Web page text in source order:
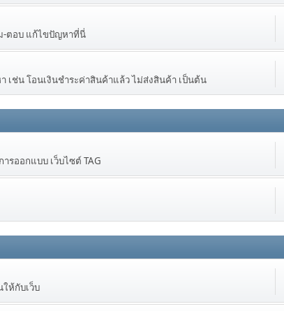
-ตอบ แก้ไขปัญหาที่นี่
เช่น โอนเงินชำระค่าสินค้าแล้ว ไม่ส่งสินค้า เป็นต้น
รออกแบบ เว็บไซต์ TAG
ห้กับเว็บ